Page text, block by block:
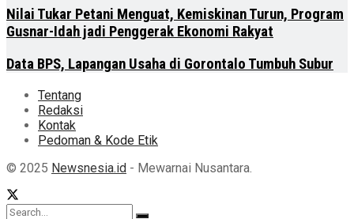
Nilai Tukar Petani Menguat, Kemiskinan Turun, Program
Gusnar-Idah jadi Penggerak Ekonomi Rakyat
Data BPS, Lapangan Usaha di Gorontalo Tumbuh Subur
Tentang
Redaksi
Kontak
Pedoman & Kode Etik
© 2025 Newsnesia.id - Mewarnai Nusantara.